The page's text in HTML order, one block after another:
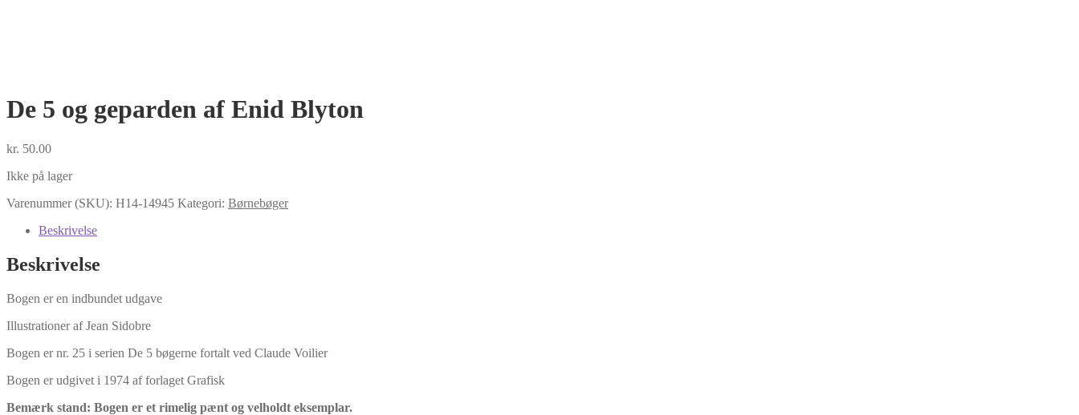
De 5 og geparden af Enid Blyton
kr. 50.00
Ikke på lager
Varenummer (SKU): H14-14945 Kategori: Børnebøger
Beskrivelse
Beskrivelse
Bogen er en indbundet udgave
Illustrationer af Jean Sidobre
Bogen er nr. 25 i serien De 5 bøgerne fortalt ved Claude Voilier
Bogen er udgivet i 1974 af forlaget Grafisk
Bemærk stand: Bogen er et rimelig pænt og velholdt eksemplar.